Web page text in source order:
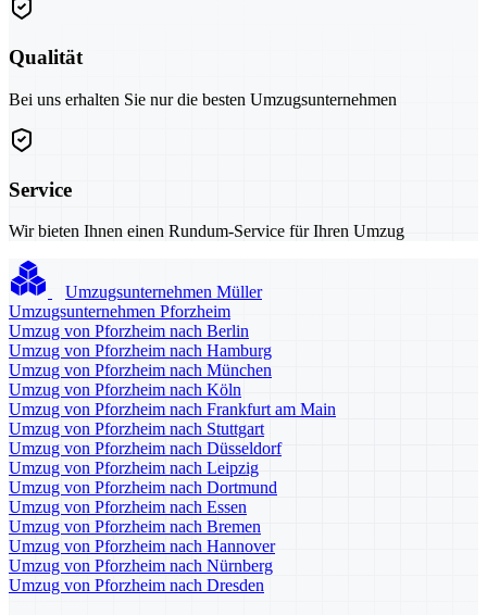
Qualität
Bei uns erhalten Sie nur die besten Umzugsunternehmen
Service
Wir bieten Ihnen einen Rundum-Service für Ihren Umzug
Umzugsunternehmen Müller
Umzugsunternehmen Pforzheim
Umzug von Pforzheim nach Berlin
Umzug von Pforzheim nach Hamburg
Umzug von Pforzheim nach München
Umzug von Pforzheim nach Köln
Umzug von Pforzheim nach Frankfurt am Main
Umzug von Pforzheim nach Stuttgart
Umzug von Pforzheim nach Düsseldorf
Umzug von Pforzheim nach Leipzig
Umzug von Pforzheim nach Dortmund
Umzug von Pforzheim nach Essen
Umzug von Pforzheim nach Bremen
Umzug von Pforzheim nach Hannover
Umzug von Pforzheim nach Nürnberg
Umzug von Pforzheim nach Dresden